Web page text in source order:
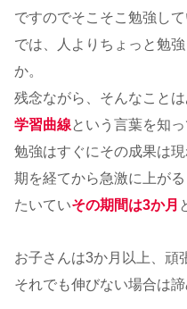
ですのでそこそこ勉強し
では、人よりちょっと勉
か。
残念ながら、そんなことは
学習曲線という言葉を知
勉強はすぐにその成果は
期を経てから急激に上がる
たいていその期間は3か月
お子さんは3か月以上、頑
それでも伸びない場合は